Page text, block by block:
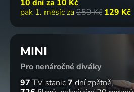
10 dní za 10 Kč
pak 1. měsíc za 259 Kč 129 Kč
MINI
Pro nenáročné diváky
97 TV stanic7 dní zpětně